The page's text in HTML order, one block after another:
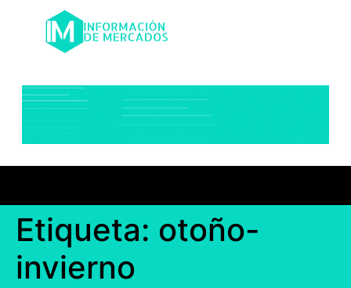
Etiqueta: otoño-
invierno